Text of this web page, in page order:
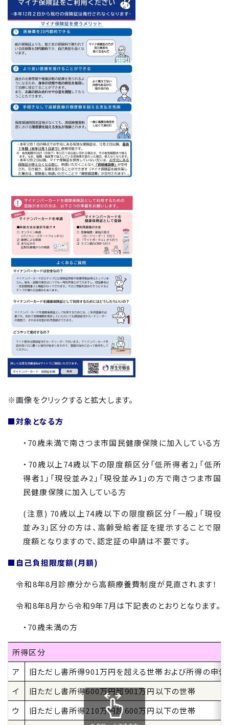
※画像をクリックすると拡大します。
■対象となる方
・ 70歳未満で南さつま市国民健康保険に加入している方
・ 70歳以上74歳以下の限度額区分「低所得者2 」「低所
得者1 」「現役並み2 」「現役並み1 」の方で南さつま市国
民健康保険に加入している方
(注意) 70歳以上74歳以下の限度額区分「一般」「現役
並み3 」区分の方は、高齢受給者証を提示することで限
度額となりますので、認定証の申請は不要です。
■自己負担限度額(月額)
令和8年8月診療分から高額療養費制度が見直されます！
令和8年8月から令和9年7月は下記表のとおりとなります。
・ 70歳未満の方
所得区分
ア
旧ただし書所得901万円を超える世帯および所得の申
イ
旧ただし書所得600万円超901万円以下の世帯
ウ
旧ただし書所得210万円超600万円以下の世帯